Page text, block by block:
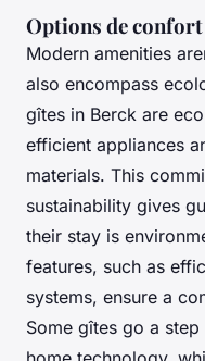
Options de
Modern amenities
also encompass
gîtes in Berck are
efficient appliances
materials. This
sustainability gives
their stay is
features, such as
systems, ensure a
Some gîtes go a